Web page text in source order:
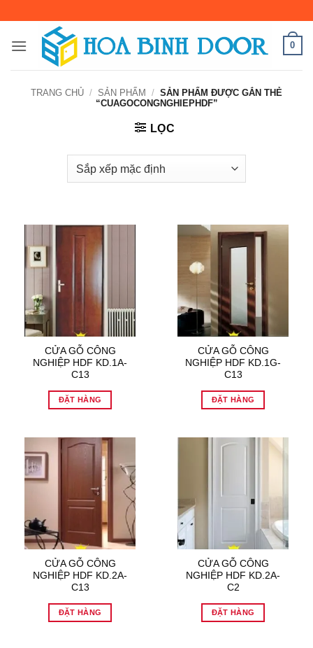
nội
0
TRANG CHỦ / SẢN PHẨM / SẢN PHẨM ĐƯỢC GẮN THẺ
“CUAGOCONGNGHIEPHDF”
LỌC
CỬA GỖ CÔNG
NGHIỆP HDF KD.1A-
C13
ĐẶT HÀNG
CỬA GỖ CÔNG
NGHIỆP HDF KD.1G-
C13
ĐẶT HÀNG
CỬA GỖ CÔNG
NGHIỆP HDF KD.2A-
C13
ĐẶT HÀNG
CỬA GỖ CÔNG
NGHIỆP HDF KD.2A-
C2
ĐẶT HÀNG